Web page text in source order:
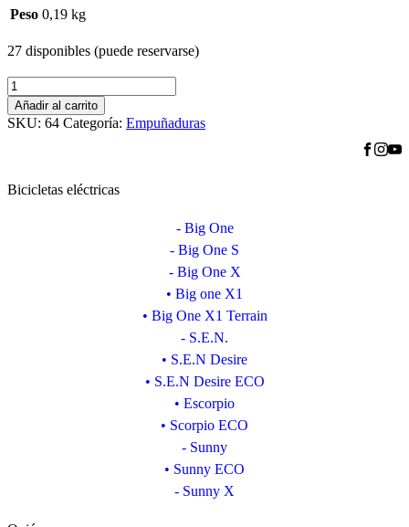
Peso 0,19 kg
27 disponibles (puede reservarse)
madla
FORCE
ERGO
jištěná,
cantidad
Añadir al carrito
SKU: 64 Categoría: Empuñaduras
Bicicletas eléctricas
- Big One
- Big One S
- Big One X
• Big one X1
• Big One X1 Terrain
- S.E.N.
• S.E.N Desire
• S.E.N Desire ECO
• Escorpio
• Scorpio ECO
- Sunny
• Sunny ECO
- Sunny X